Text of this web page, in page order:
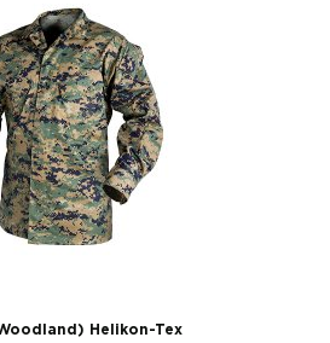
Helikon-Tex